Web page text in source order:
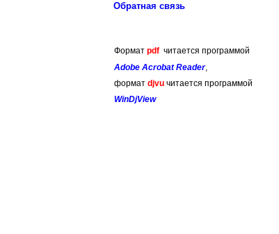
Обратная связь
Формат pdf читается программой
Adobe Acrobat Reader,
формат djvu читается программой
WinDjView